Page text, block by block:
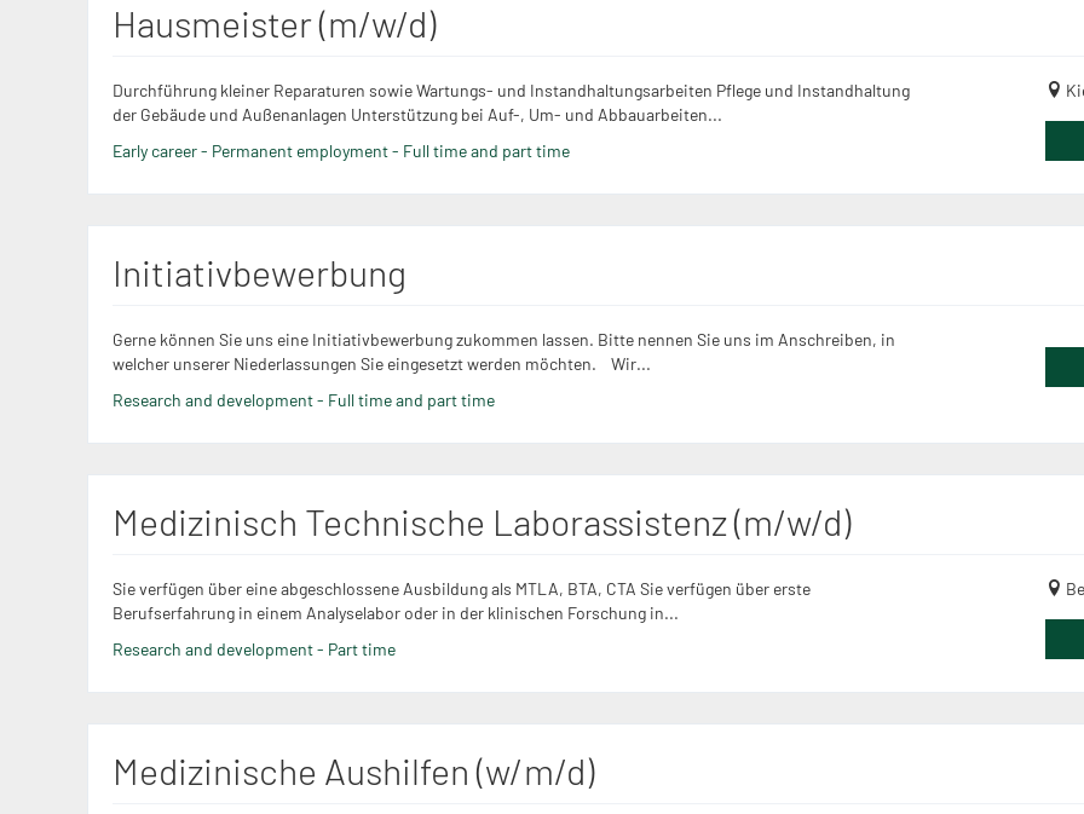
Hausmeister (m/w/d)
Durchführung kleiner Reparaturen sowie Wartungs- und Instandhaltungsarbeiten Pflege und Instandhaltung
der Gebäude und Außenanlagen Unterstützung bei Auf-, Um- und Abbauarbeiten...
Early career - Permanent employment - Full time and part time
Initiativbewerbung
Gerne können Sie uns eine Initiativbewerbung zukommen lassen. Bitte nennen Sie uns im Anschreiben, in
welcher unserer Niederlassungen Sie eingesetzt werden möchten. Wir...
Research and development - Full time and part time
Medizinisch Technische Laborassistenz (m/w/d)
Sie verfügen über eine abgeschlossene Ausbildung als MTLA, BTA, CTA Sie verfügen über erste
Berufserfahrung in einem Analyselabor oder in der klinischen Forschung in...
Research and development - Part time
Medizinische Aushilfen (w/m/d)